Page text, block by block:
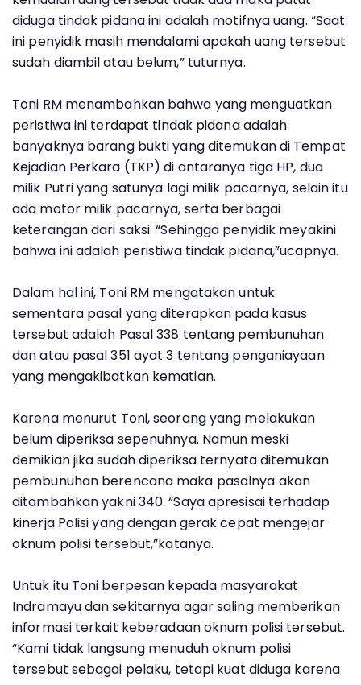
diduga tindak pidana ini adalah motifnya uang. “Saat
ini penyidik masih mendalami apakah uang tersebut
sudah diambil atau belum,” tuturnya.
Toni RM menambahkan bahwa yang menguatkan
peristiwa ini terdapat tindak pidana adalah
banyaknya barang bukti yang ditemukan di Tempat
Kejadian Perkara (TKP) di antaranya tiga HP, dua
milik Putri yang satunya lagi milik pacarnya, selain itu
ada motor milik pacarnya, serta berbagai
keterangan dari saksi. “Sehingga penyidik meyakini
bahwa ini adalah peristiwa tindak pidana,”ucapnya.
Dalam hal ini, Toni RM mengatakan untuk
sementara pasal yang diterapkan pada kasus
tersebut adalah Pasal 338 tentang pembunuhan
dan atau pasal 351 ayat 3 tentang penganiayaan
yang mengakibatkan kematian.
Karena menurut Toni, seorang yang melakukan
belum diperiksa sepenuhnya. Namun meski
demikian jika sudah diperiksa ternyata ditemukan
pembunuhan berencana maka pasalnya akan
ditambahkan yakni 340. “Saya apresisai terhadap
kinerja Polisi yang dengan gerak cepat mengejar
oknum polisi tersebut,”katanya.
Untuk itu Toni berpesan kepada masyarakat
Indramayu dan sekitarnya agar saling memberikan
informasi terkait keberadaan oknum polisi tersebut.
“Kami tidak langsung menuduh oknum polisi
tersebut sebagai pelaku, tetapi kuat diduga karena